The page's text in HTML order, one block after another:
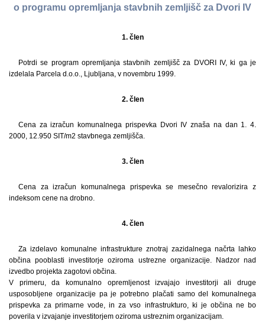
o programu opremljanja stavbnih zemljišč za Dvori IV
1. člen
Potrdi se program opremljanja stavbnih zemljišč za DVORI IV, ki ga je
izdelala Parcela d.o.o., Ljubljana, v novembru 1999.
2. člen
Cena za izračun komunalnega prispevka Dvori IV znaša na dan 1. 4.
2000, 12.950 SIT/m2 stavbnega zemljišča.
3. člen
Cena za izračun komunalnega prispevka se mesečno revalorizira z
indeksom cene na drobno.
4. člen
Za izdelavo komunalne infrastrukture znotraj zazidalnega načrta lahko
občina pooblasti investitorje oziroma ustrezne organizacije. Nadzor nad
izvedbo projekta zagotovi občina.
V primeru, da komunalno opremljenost izvajajo investitorji ali druge
usposobljene organizacije pa je potrebno plačati samo del komunalnega
prispevka za primarne vode, in za vso infrastrukturo, ki je občina ne bo
poverila v izvajanje investitorjem oziroma ustreznim organizacijam.